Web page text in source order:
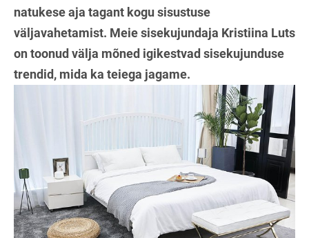
natukese aja tagant kogu sisustuse
väljavahetamist. Meie sisekujundaja Kristiina Luts
on toonud välja mõned igikestvad sisekujunduse
trendid, mida ka teiega jagame.